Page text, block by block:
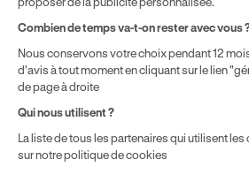
de nos Conditions Générales de Vente
⁵ Montant du financement CPF variable
par chaque bénéficiaire. Exemple
disposant de 500 € de droits CPF. Le
solde disponible sur le Compte
prix de la formation choisie.
Combien de temps va-t-on rester avec vous
Nous conservons votre choix pendant 12
d'avis à tout moment en cliquant sur le lien
de page à droite
Qui nous utilisent ?
La liste de tous les partenaires qui utilisent
sur notre politique de cookies